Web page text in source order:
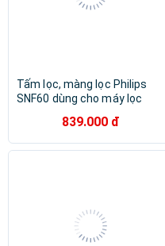
Tấm lọc, màng lọc Philips
SNF60 dùng cho máy lọc
S3602, GP3601-hàng chính
hãng
839.000 đ